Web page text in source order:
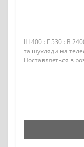
Ш 400 : Г 530 : В
та шухляди на
Поставляється в